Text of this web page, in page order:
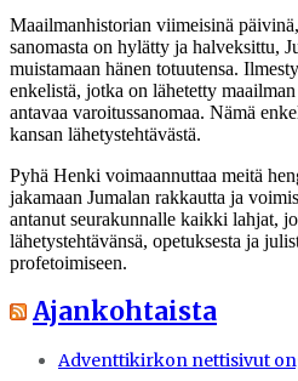
Maailmanhistorian viimeisinä
sanomasta on hylätty ja halveksittu,
muistamaan hänen totuutensa.
enkelistä, jotka on lähetetty
antavaa varoitussanomaa. Nämä
kansan lähetystehtävästä.
Pyhä Henki voimaannuttaa meitä
jakamaan Jumalan rakkautta ja
antanut seurakunnalle kaikki lahjat,
lähetystehtävänsä, opetuksesta ja
profetoimiseen.
Ajankohtaista
Adventtikirkon nettisivut